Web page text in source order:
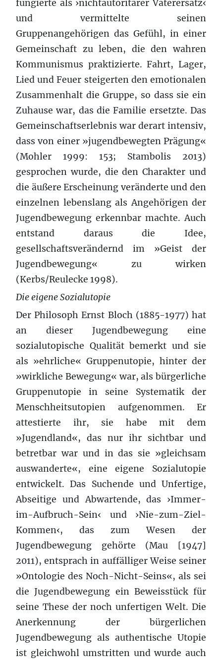
fungierte als ›nichtautoritärer Vaterersatz‹
und vermittelte seinen
Gruppenangehörigen das Gefühl, in einer
Gemeinschaft zu leben, die den wahren
Kommunismus praktizierte. Fahrt, Lager,
Lied und Feuer steigerten den emotionalen
Zusammenhalt die Gruppe, so dass sie ein
Zuhause war, das die Familie ersetzte. Das
Gemeinschaftserlebnis war derart intensiv,
dass von einer »jugendbewegten Prägung«
(Mohler 1999: 153; Stambolis 2013)
gesprochen wurde, die den Charakter und
die äußere Erscheinung veränderte und den
einzelnen lebenslang als Angehörigen der
Jugendbewegung erkennbar machte. Auch
entstand daraus die Idee,
gesellschaftsverändernd im »Geist der
Jugendbewegung« zu wirken
(Kerbs/Reulecke 1998).
Die eigene Sozialutopie
Der Philosoph Ernst Bloch (1885-1977) hat
an dieser Jugendbewegung eine
sozialutopische Qualität bemerkt und sie
als »ehrliche« Gruppenutopie, hinter der
»wirkliche Bewegung« war, als bürgerliche
Gruppenutopie in seine Systematik der
Menschheitsutopien aufgenommen. Er
attestierte ihr, sie habe mit dem
»Jugendland«, das nur ihr sichtbar und
betretbar war und in das sie »gleichsam
auswanderte«, eine eigene Sozialutopie
entwickelt. Das Suchende und Unfertige,
Abseitige und Abwartende, das ›Immer-
im-Aufbruch-Sein‹ und ›Nie-zum-Ziel-
Kommen‹, das zum Wesen der
Jugendbewegung gehörte (Mau [1947]
2011), entsprach in auffälliger Weise seiner
»Ontologie des Noch-Nicht-Seins«, als sei
die Jugendbewegung ein Beweisstück für
seine These der noch unfertigen Welt. Die
Anerkennung der bürgerlichen
Jugendbewegung als authentische Utopie
ist gleichwohl umstritten und wurde auch